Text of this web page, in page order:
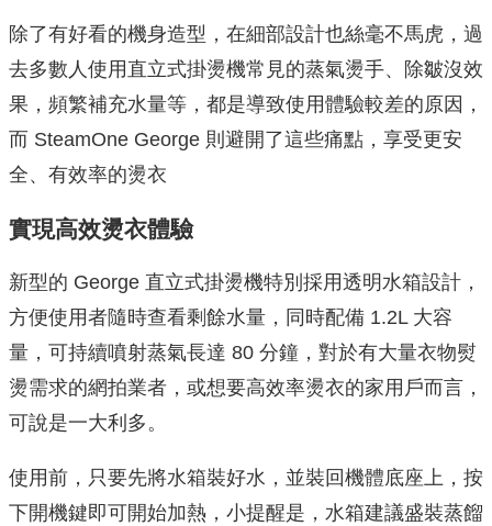
除了有好看的機身造型，在細部設計也絲毫不馬虎，過
去多數人使用直立式掛燙機常見的蒸氣燙手、除皺沒效
果，頻繁補充水量等，都是導致使用體驗較差的原因，
而 SteamOne George 則避開了這些痛點，享受更安
全、有效率的燙衣
實現高效燙衣體驗
新型的 George 直立式掛燙機特別採用透明水箱設計，
方便使用者隨時查看剩餘水量，同時配備 1.2L 大容
量，可持續噴射蒸氣長達 80 分鐘​，對於有大量衣物熨
燙需求的網拍業者，或想要高效率燙衣的家用戶而言，
可說是一大利多。
使用前，只要先將水箱裝好水，並裝回機體底座上，按
下開機鍵即可開始加熱，小提醒是，水箱建議盛裝蒸餾